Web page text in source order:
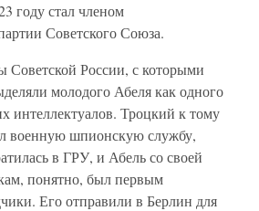
году стал членом
Советского Союза.
Советской России, с которыми
молодого Абеля как одного
интеллектуалов. Троцкий к тому
военную шпионскую службу,
в ГРУ, и Абель со своей
понятно, был первым
Его отправили в Берлин для